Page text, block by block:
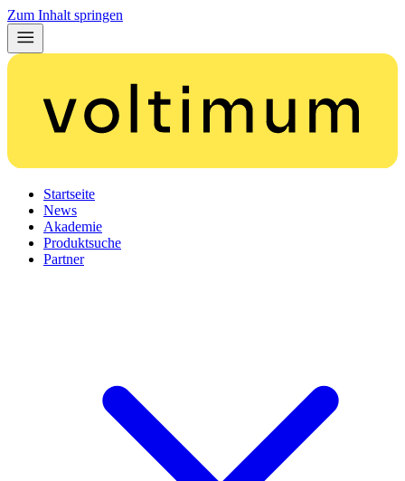
Zum Inhalt springen
Startseite
News
Akademie
Produktsuche
Partner